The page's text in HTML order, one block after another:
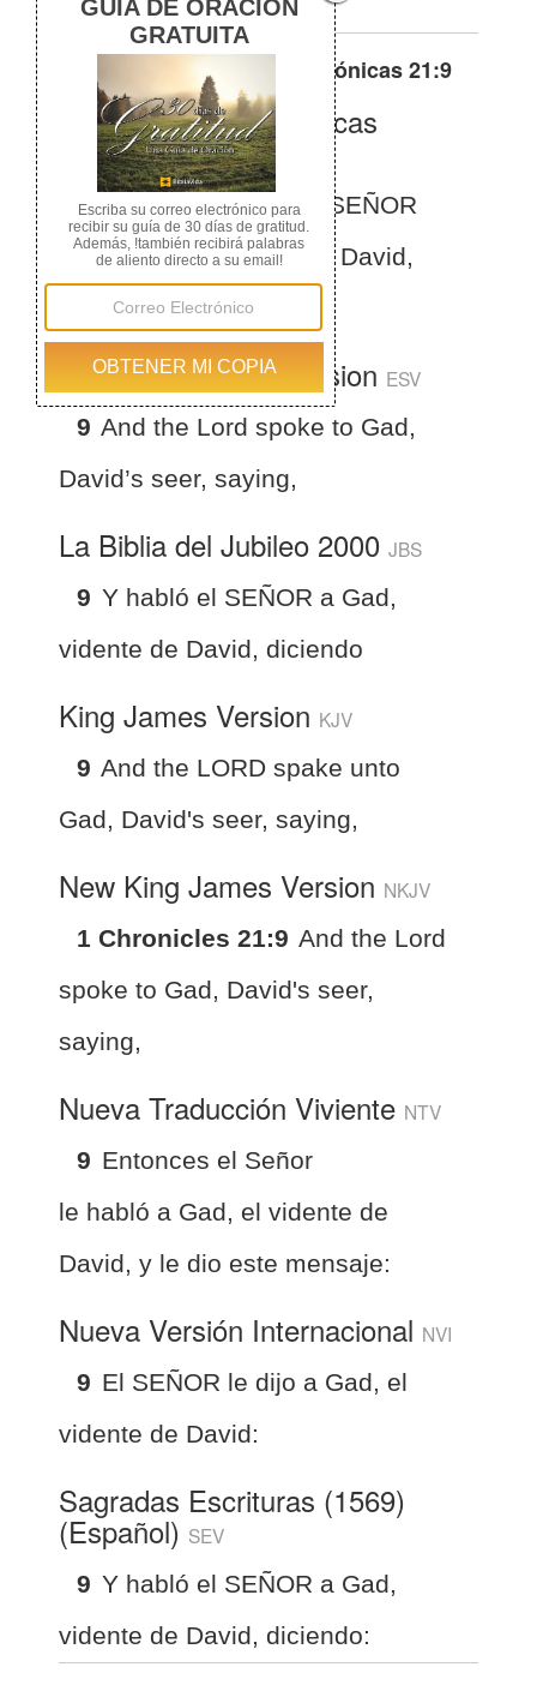
Otras traducciones de 1 Crónicas 21:9
La Biblia de las Américas
(Español)BLA
1 Crónicas 21:9 Y el SEÑOR
habló a Gad, vidente de David,
diciendo:
English Standard Version ESV
9 And the Lord spoke to Gad,
David’s seer, saying,
La Biblia del Jubileo 2000 JBS
9 Y habló el SEÑOR a Gad,
vidente de David, diciendo
King James Version KJV
9 And the LORD spake unto
Gad, David's seer, saying,
New King James Version NKJV
1 Chronicles 21:9 And the Lord
spoke to Gad, David's seer,
saying,
Nueva Traducción Viviente NTV
9 Entonces el Señor
le habló a Gad, el vidente de
David, y le dio este mensaje:
Nueva Versión Internacional NVI
9 El SEÑOR le dijo a Gad, el
vidente de David:
Sagradas Escrituras (1569)
(Español) SEV
9 Y habló el SEÑOR a Gad,
vidente de David, diciendo: